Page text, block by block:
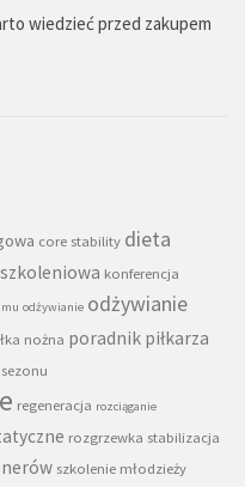
wiedzieć przed zakupem
core stability dieta
konferencja
odżywianie odżywianie
nożna poradnik piłkarza
regeneracja rozciąganie
rozgrzewka stabilizacja
szkolenie młodzieży